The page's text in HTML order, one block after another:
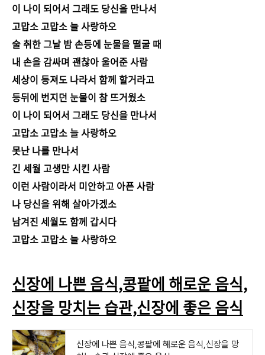
이 나이 되어서 그래도 당신을 만나서
고맙소 고맙소 늘 사랑하오
술 취한 그날 밤 손등에 눈물을 떨굴 때
내 손을 감싸며 괜찮아 울어준 사람
세상이 등져도 나라서 함께 할거라고
등뒤에 번지던 눈물이 참 뜨거웠소
이 나이 되어서 그래도 당신을 만나서
고맙소 고맙소 늘 사랑하오
못난 나를 만나서
긴 세월 고생만 시킨 사람
이런 사람이라서 미안하고 아픈 사람
나 당신을 위해 살아가겠소
남겨진 세월도 함께 갑시다
고맙소 고맙소 늘 사랑하오
신장에 나쁜 음식,콩팥에 해로운 음식,
신장을 망치는 습관,신장에 좋은 음식
신장에 나쁜 음식,콩팥에 해로운 음식,신장을 망